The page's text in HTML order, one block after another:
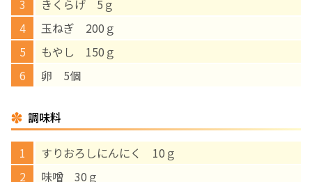
きくらげ 5ｇ
玉ねぎ 200ｇ
もやし 150ｇ
卵 5個
調味料
すりおろしにんにく 10ｇ
味噌 30ｇ
医師プロフィール